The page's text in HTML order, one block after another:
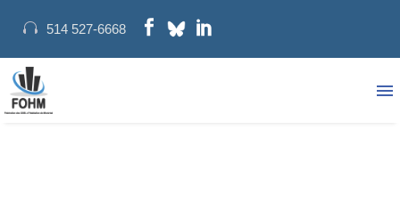
514 527-6668